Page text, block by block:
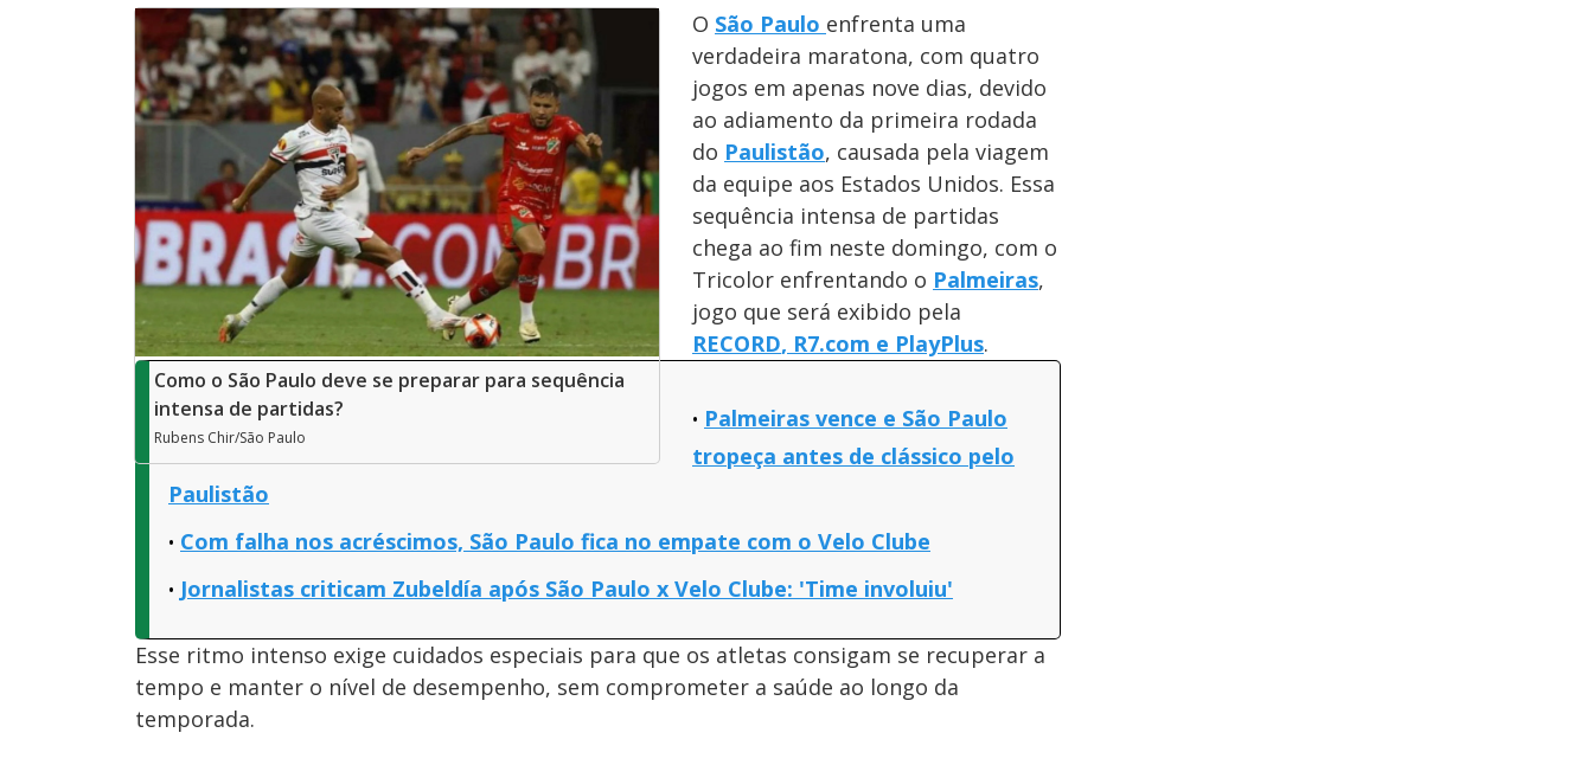
Como o São Paulo deve se preparar para sequência
intensa de partidas?
Rubens Chir/São Paulo
O São Paulo enfrenta uma
verdadeira maratona, com quatro
jogos em apenas nove dias, devido
ao adiamento da primeira rodada
do Paulistão, causada pela viagem
da equipe aos Estados Unidos. Essa
sequência intensa de partidas
chega ao fim neste domingo, com o
Tricolor enfrentando o Palmeiras,
jogo que será exibido pela
RECORD, R7.com e PlayPlus.
Palmeiras vence e São Paulo
tropeça antes de clássico pelo
Paulistão
Com falha nos acréscimos, São Paulo fica no empate com o Velo Clube
Jornalistas criticam Zubeldía após São Paulo x Velo Clube: 'Time involuiu'
Esse ritmo intenso exige cuidados especiais para que os atletas consigam se recuperar a
tempo e manter o nível de desempenho, sem comprometer a saúde ao longo da
temporada.